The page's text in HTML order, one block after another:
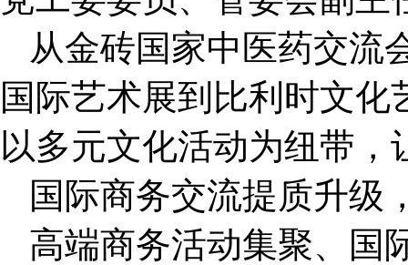
从金砖国家中医药交流
国际艺术展到比利时文
以多元文化活动为纽带
国际商务交流提质升级
高端商务活动集聚、国